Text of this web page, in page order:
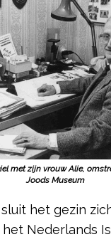
met zijn vrouw Alie,
Joods Museum
het gezin
Nederlands